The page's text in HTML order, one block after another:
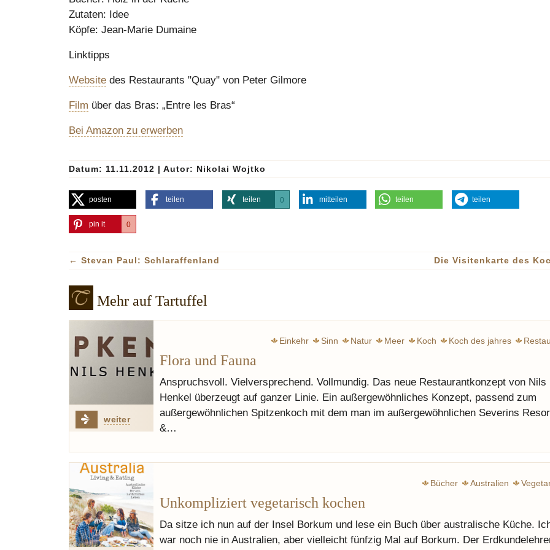
Zutaten: Idee
Köpfe: Jean-Marie Dumaine
Linktipps
Website des Restaurants "Quay" von Peter Gilmore
Film über das Bras: „Entre les Bras“
Bei Amazon zu erwerben
Datum: 11.11.2012 | Autor: Nikolai Wojtko
posten teilen teilen 0 mitteilen teilen teilen
pin it 0
← Stevan Paul: Schlaraffenland Die Visitenkarte des
Mehr auf Tartuffel
weiter
Einkehr Sinn Natur Meer Koch Koch des jahres
Flora und Fauna
Anspruchsvoll. Vielversprechend. Vollmundig. Das neue Restaurantkonzept von Nils
Henkel überzeugt auf ganzer Linie. Ein außergewöhnliches Konzept, passend zum
außergewöhnlichen Spitzenkoch mit dem man im außergewöhnlichen Severins
&…
Bücher Australien
Unkompliziert vegetarisch kochen
Da sitze ich nun auf der Insel Borkum und lese ein Buch über australische Küche.
war noch nie in Australien, aber vielleicht fünfzig Mal auf Borkum. Der